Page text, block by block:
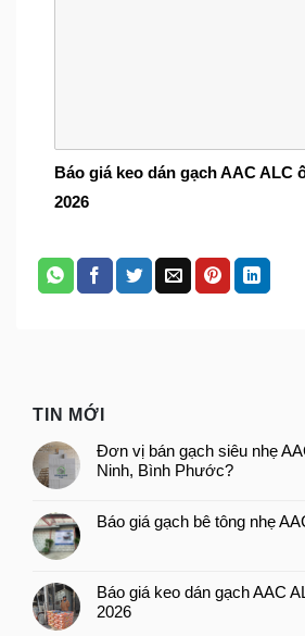
Báo giá keo dán gạch AAC ALC
2026
TIN MỚI
Đơn vị bán gạch siêu nhẹ
Ninh, Bình Phước?
Báo giá gạch bê tông nhẹ
Báo giá keo dán gạch AAC
2026